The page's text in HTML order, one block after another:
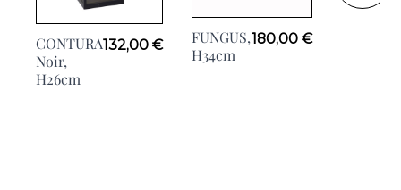
CONTURA
Noir,
H26cm
132,00 €
FUNGUS,
H34cm
180,00 €